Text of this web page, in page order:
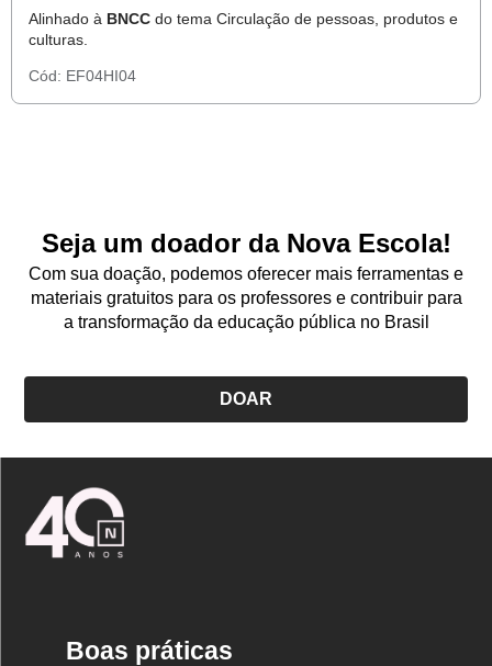
Alinhado à BNCC do tema Circulação de pessoas, produtos e
culturas.
Cód: EF04HI04
Seja um doador da Nova Escola!
Com sua doação, podemos oferecer mais ferramentas e
materiais gratuitos para os professores e contribuir para
a transformação da educação pública no Brasil
DOAR
Boas práticas